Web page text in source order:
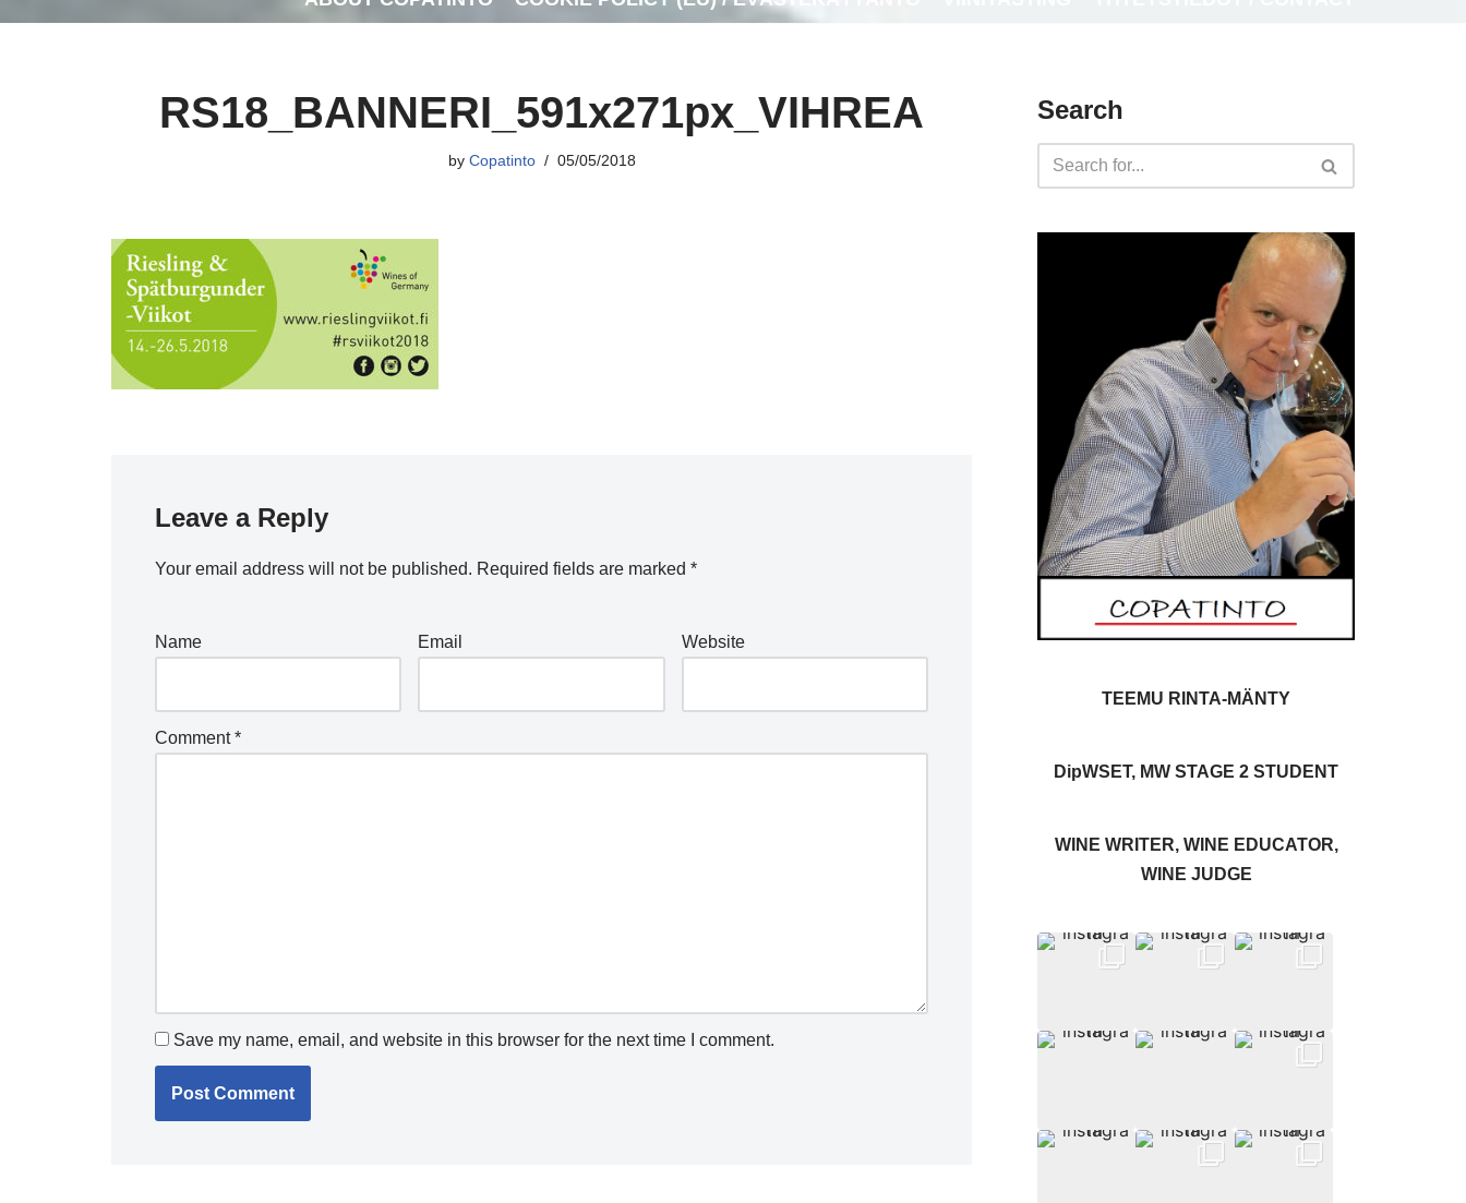
RS18_BANNERI_591x271px_VIHREA
by Copatinto 05/05/2018
Leave a Reply
Your email address will not be published. Required fields are marked *
Name Email Website
Comment*
Save my name, email, and website in this browser for the next time I comment.
Search
TEEMU RINTA-MÄNTY
DipWSET, MW STAGE 2 STUDENT
WINE WRITER, WINE EDUCATOR,
WINE JUDGE